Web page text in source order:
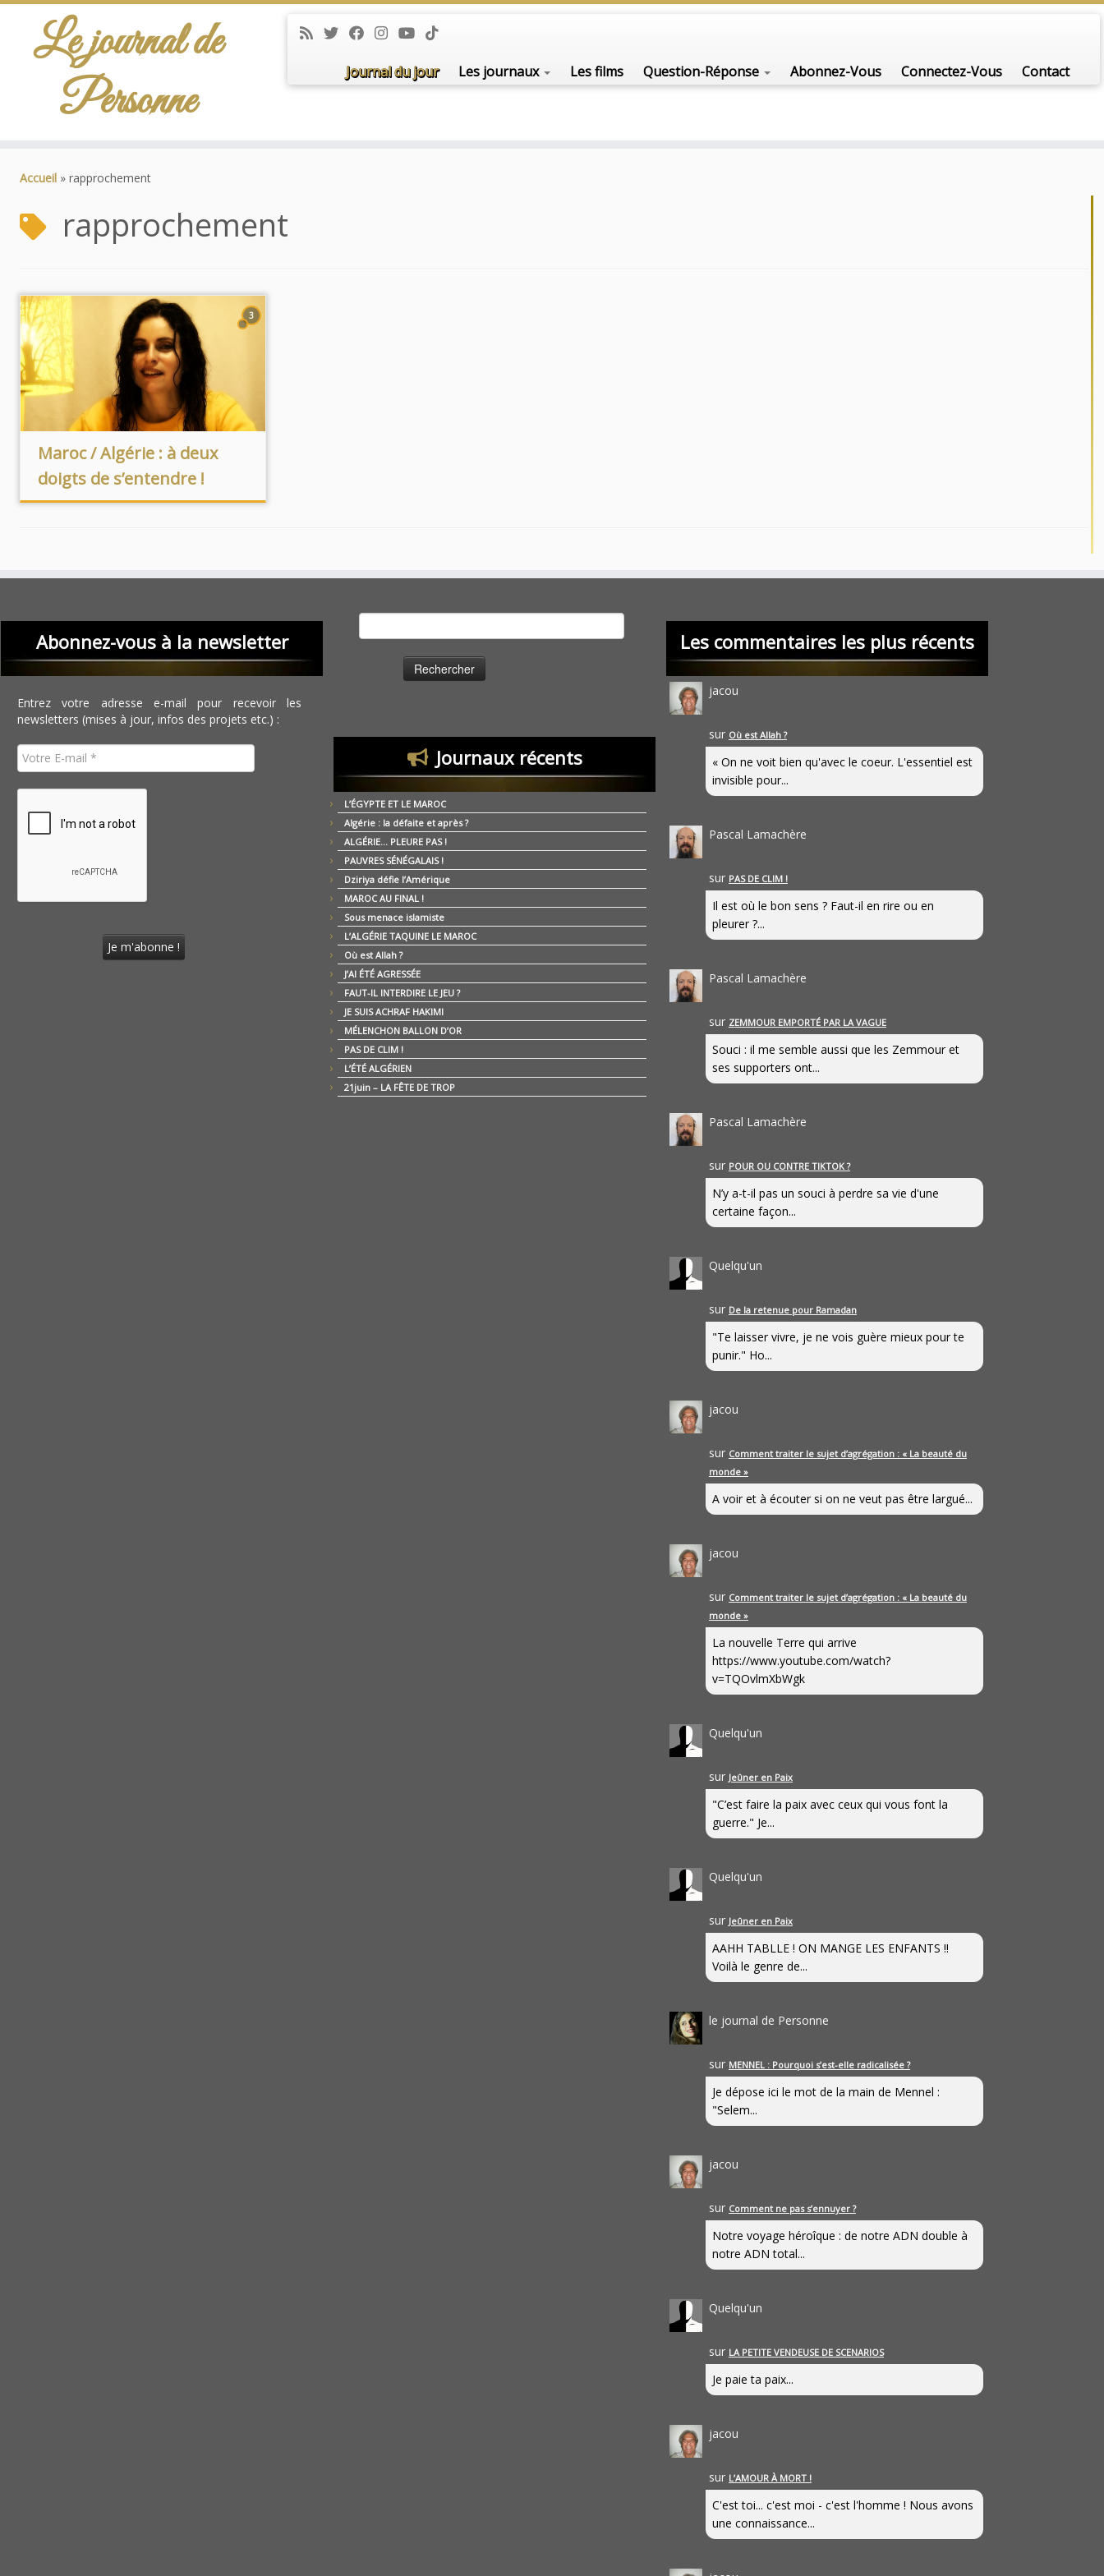
Le journal de
Personne
Journal du jour Les journaux Les films Question-Réponse Abonnez-Vous Connectez-Vous Contact
Accueil » rapprochement
rapprochement
3
Maroc / Algérie : à deux
doigts de s’entendre !
Abonnez-vous à la newsletter
Entrez votre adresse e-mail pour recevoir les
newsletters (mises à jour, infos des projets etc.) :
Journaux récents
L’ÉGYPTE ET LE MAROC
Algérie : la défaite et après ?
ALGÉRIE… PLEURE PAS !
PAUVRES SÉNÉGALAIS !
Dziriya défie l’Amérique
MAROC AU FINAL !
Sous menace islamiste
L’ALGÉRIE TAQUINE LE MAROC
Où est Allah ?
J’AI ÉTÉ AGRESSÉE
FAUT-IL INTERDIRE LE JEU ?
JE SUIS ACHRAF HAKIMI
MÉLENCHON BALLON D’OR
PAS DE CLIM !
L’ÉTÉ ALGÉRIEN
21juin – LA FÊTE DE TROP
Les commentaires les plus récents
jacou
sur Où est Allah ?
« On ne voit bien qu'avec le coeur. L'essentiel est
invisible pour...
Pascal Lamachère
sur PAS DE CLIM !
Il est où le bon sens ? Faut-il en rire ou en
pleurer ?...
Pascal Lamachère
sur ZEMMOUR EMPORTÉ PAR LA VAGUE
Souci : il me semble aussi que les Zemmour et
ses supporters ont...
Pascal Lamachère
sur POUR OU CONTRE TIKTOK ?
N’y a-t-il pas un souci à perdre sa vie d'une
certaine façon...
Quelqu'un
sur De la retenue pour Ramadan
"Te laisser vivre, je ne vois guère mieux pour te
punir." Ho...
jacou
sur Comment traiter le sujet d’agrégation : « La beauté du
monde »
A voir et à écouter si on ne veut pas être largué...
jacou
sur Comment traiter le sujet d’agrégation : « La beauté du
monde »
La nouvelle Terre qui arrive
https://www.youtube.com/watch?
v=TQOvlmXbWgk
Quelqu'un
sur Jeûner en Paix
"C’est faire la paix avec ceux qui vous font la
guerre." Je...
Quelqu'un
sur Jeûner en Paix
AAHH TABLLE ! ON MANGE LES ENFANTS !!
Voilà le genre de...
le journal de Personne
sur MENNEL : Pourquoi s’est-elle radicalisée ?
Je dépose ici le mot de la main de Mennel :
"Selem...
jacou
sur Comment ne pas s’ennuyer ?
Notre voyage héroîque : de notre ADN double à
notre ADN total...
Quelqu'un
sur LA PETITE VENDEUSE DE SCENARIOS
Je paie ta paix...
jacou
sur L’AMOUR À MORT !
C'est toi... c'est moi - c'est l'homme ! Nous avons
une connaissance...